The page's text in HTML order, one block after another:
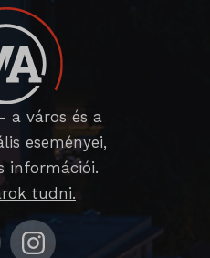
a város és a
eseményei,
információi.
tudni.